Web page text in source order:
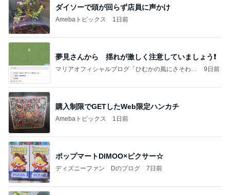
ダイソーで頭が回らず店員に声かけ
Amebaトピックス 1日前
夢見さんから 揺れが激しく注意していましょう❗️
マリアオフィシャルブログ「ひむかの風にさそわれ
9日前
購入制限でGETしたWeb限定ハンカチ
Amebaトピックス 1日前
ポップマートDIMOO×ピクサー☆
ディズニーファン Dのブログ 7日前